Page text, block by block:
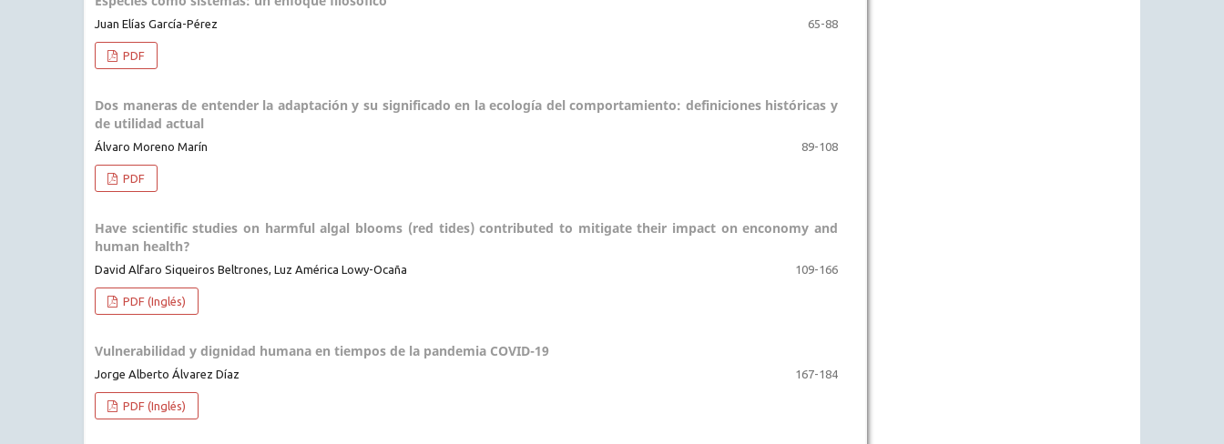
Juan Elías García-Pérez 65-88
PDF
Dos maneras de entender la adaptación y su significado en la ecología del comportamiento: definiciones históricas y
de utilidad actual
Álvaro Moreno Marín 89-108
PDF
Have scientific studies on harmful algal blooms (red tides) contributed to mitigate their impact on enconomy and
human health?
David Alfaro Siqueiros Beltrones, Luz América Lowy-Ocaña 109-166
PDF (Inglés)
Vulnerabilidad y dignidad humana en tiempos de la pandemia COVID-19
Jorge Alberto Álvarez Díaz 167-184
PDF (Inglés)